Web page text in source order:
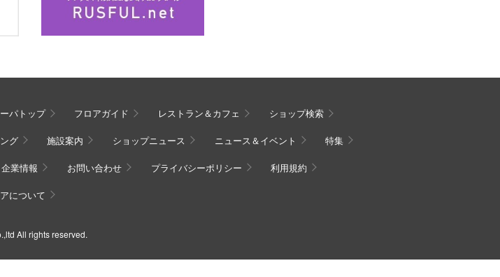
パトップ フロアガイド レストラン＆カフェ ショップ検索
グ 施設案内 ショップニュース ニュース＆イベント 特集
企業情報 お問い合わせ プライバシーポリシー 利用規約
について
All rights reserved.